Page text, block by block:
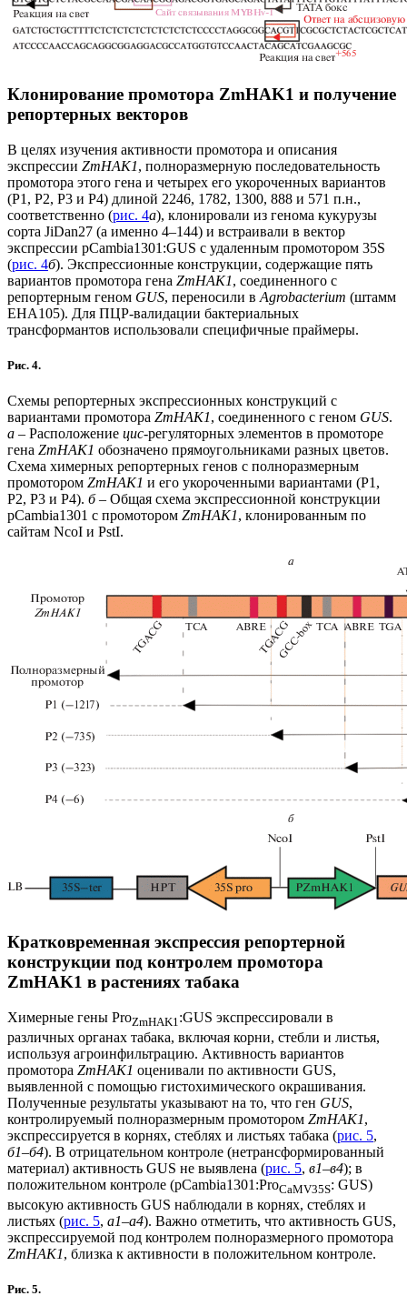
Клонирование промотора ZmHAK1 и получение
репортерных векторов
В целях изучения активности промотора и описания
экспрессии ZmHAK1, полноразмерную последовательность
промотора этого гена и четырех его укороченных вариантов
(P1, P2, P3 и P4) длиной 2246, 1782, 1300, 888 и 571 п.н.,
соответственно (рис. 4а), клонировали из генома кукурузы
сорта JiDan27 (а именно 4–144) и встраивали в вектор
экспрессии pCambia1301:GUS с удаленным промотором 35S
(рис. 4б). Экспрессионные конструкции, содержащие пять
вариантов промотора гена ZmHAK1, соединенного с
репортерным геном GUS, переносили в Agrobacterium (штамм
EHA105). Для ПЦР-валидации бактериальных
трансформантов использовали специфичные праймеры.
Рис. 4.
Схемы репортерных экспрессионных конструкций с
вариантами промотора ZmHAK1, соединенного с геном GUS.
а ‒ Расположение цис-регуляторных элементов в промоторе
гена ZmHAK1 обозначено прямоугольниками разных цветов.
Схема химерных репортерных генов с полноразмерным
промотором ZmHAK1 и его укороченными вариантами (P1,
P2, P3 и P4). б‒ Общая схема экспрессионной конструкции
pCambia1301 с промотором ZmHAK1, клонированным по
сайтам NcoI и PstI.
Кратковременная экспрессия репортерной
конструкции под контролем промотора
ZmHAK1 в растениях табака
Химерные гены ProZmHAK1:GUS экспрессировали в
различных органах табака, включая корни, стебли и листья,
используя агроинфильтрацию. Активность вариантов
промотора ZmHAK1 оценивали по активности GUS,
выявленной с помощью гистохимического окрашивания.
Полученные результаты указывают на то, что ген GUS,
контролируемый полноразмерным промотором ZmHAK1,
экспрессируется в корнях, стеблях и листьях табака (рис. 5,
б1‒б4). В отрицательном контроле (нетрансформированный
материал) активность GUS не выявлена (рис. 5, в1‒в4); в
положительном контроле (pCambia1301:ProCaMV35S: GUS)
высокую активность GUS наблюдали в корнях, стеблях и
листьях (рис. 5, а1‒а4). Важно отметить, что активность GUS,
экспрессируемой под контролем полноразмерного промотора
ZmHAK1, близка к активности в положительном контроле.
Рис. 5.